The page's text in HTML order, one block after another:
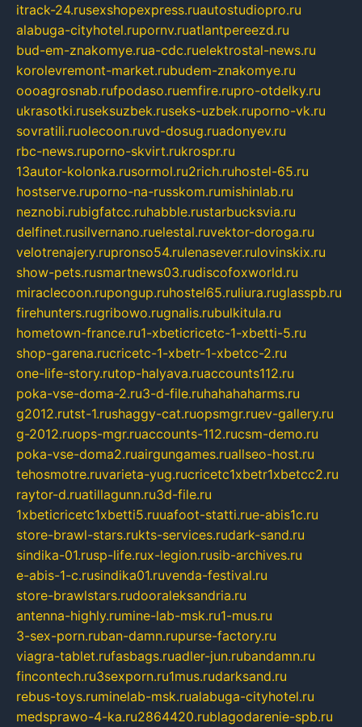
itrack-24.rusexshopexpress.ruautostudiopro.ru
alabuga-cityhotel.rupornv.ruatlantpereezd.ru
bud-em-znakomye.rua-cdc.ruelektrostal-news.ru
korolevremont-market.rubudem-znakomye.ru
oooagrosnab.rufpodaso.ruemfire.rupro-otdelky.ru
ukrasotki.ruseksuzbek.ruseks-uzbek.ruporno-vk.ru
sovratili.ruolecoon.ruvd-dosug.ruadonyev.ru
rbc-news.ruporno-skvirt.rukrospr.ru
13autor-kolonka.rusormol.ru2rich.ruhostel-65.ru
hostserve.ruporno-na-russkom.rumishinlab.ru
neznobi.rubigfatcc.ruhabble.rustarbucksvia.ru
delfinet.rusilvernano.ruelestal.ruvektor-doroga.ru
velotrenajery.rupronso54.rulenasever.rulovinskix.ru
show-pets.rusmartnews03.rudiscofoxworld.ru
miraclecoon.rupongup.ruhostel65.ruliura.ruglasspb.ru
firehunters.rugribowo.rugnalis.rubulkitula.ru
hometown-france.ru1-xbeticricetc-1-xbetti-5.ru
shop-garena.rucricetc-1-xbetr-1-xbetcc-2.ru
one-life-story.rutop-halyava.ruaccounts112.ru
poka-vse-doma-2.ru3-d-file.ruhahahaharms.ru
g2012.rutst-1.rushaggy-cat.ruopsmgr.ruev-gallery.ru
g-2012.ruops-mgr.ruaccounts-112.rucsm-demo.ru
poka-vse-doma2.ruairgungames.ruallseo-host.ru
tehosmotre.ruvarieta-yug.rucricetc1xbetr1xbetcc2.ru
raytor-d.ruatillagunn.ru3d-file.ru
1xbeticricetc1xbetti5.ruuafoot-statti.rue-abis1c.ru
store-brawl-stars.rukts-services.rudark-sand.ru
sindika-01.rusp-life.rux-legion.rusib-archives.ru
e-abis-1-c.rusindika01.ruvenda-festival.ru
store-brawlstars.rudooraleksandria.ru
antenna-highly.rumine-lab-msk.ru1-mus.ru
3-sex-porn.ruban-damn.rupurse-factory.ru
viagra-tablet.rufasbags.ruadler-jun.rubandamn.ru
fincontech.ru3sexporn.ru1mus.rudarksand.ru
rebus-toys.ruminelab-msk.rualabuga-cityhotel.ru
medsprawo-4-ka.ru2864420.rublagodarenie-spb.ru